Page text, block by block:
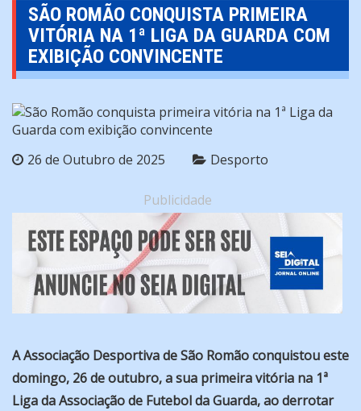
SÃO ROMÃO CONQUISTA PRIMEIRA
VITÓRIA NA 1ª LIGA DA GUARDA COM
EXIBIÇÃO CONVINCENTE
26 de Outubro de 2025 Desporto
Publicidade
A Associação Desportiva de São Romão conquistou este
domingo, 26 de outubro, a sua primeira vitória na 1ª
Liga da Associação de Futebol da Guarda, ao derrotar